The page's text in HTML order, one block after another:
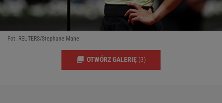
Fot. REUTERS/Stephane Mahe
OTWÓRZ GALERIĘ (3)